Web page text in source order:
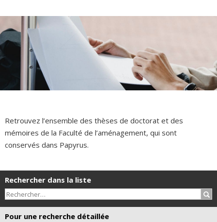
Retrouvez l’ensemble des thèses de doctorat et des
mémoires de la Faculté de l’aménagement, qui sont
conservés dans Papyrus.
Rechercher dans la liste
Pour une recherche détaillée